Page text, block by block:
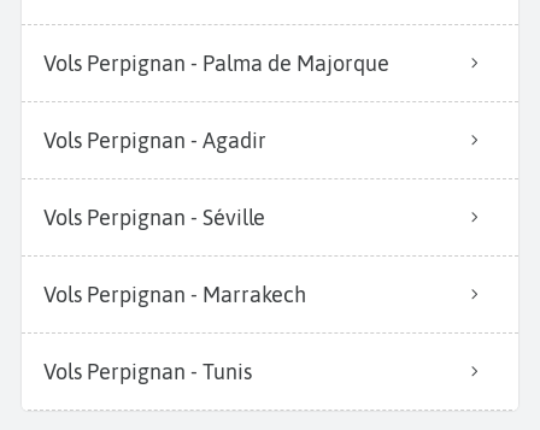
Vols Perpignan - Palma de Majorque
Vols Perpignan - Agadir
Vols Perpignan - Séville
Vols Perpignan - Marrakech
Vols Perpignan - Tunis